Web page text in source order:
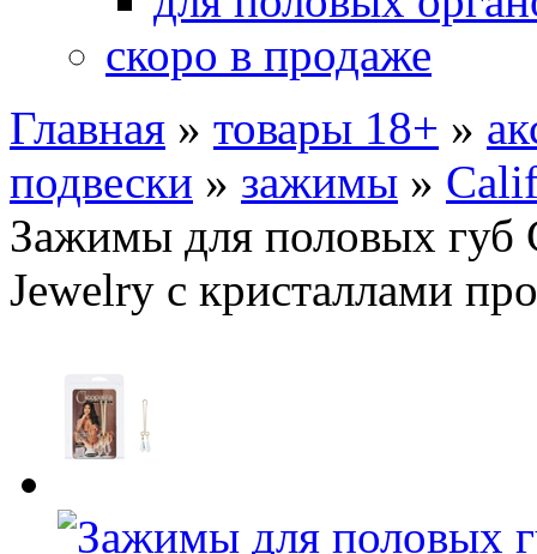
скоро в продаже
Главная » товары 18+ »
подвески » зажимы »
Зажимы для половых губ
Jewelry с кристаллами